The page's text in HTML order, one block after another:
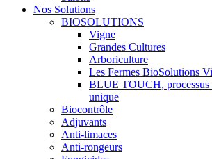
Nos Solutions
BIOSOLUTIONS
Vigne
Grandes Cultures
Arboriculture
Les Fermes BioSolutions
BLUE TOUCH, processus
unique
Biocontrôle
Adjuvants
Anti-limaces
Anti-rongeurs